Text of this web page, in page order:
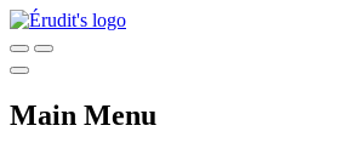
Main Menu